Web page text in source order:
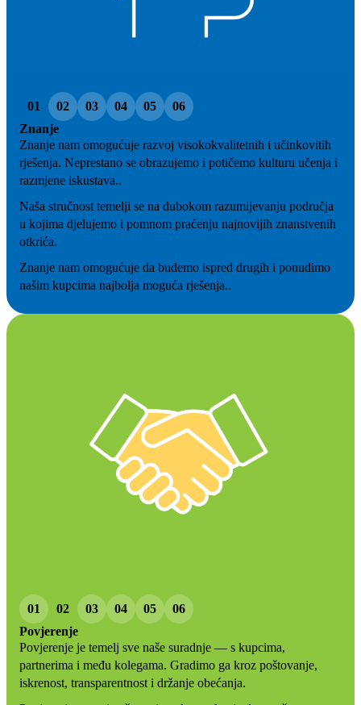
01 02 03 04 05
06
Znanje
Znanje nam omogućuje razvoj visokokvalitetnih i učinkovitih
rješenja. Neprestano se obrazujemo i potičemo kulturu učenja i
razmjene iskustava..
Naša stručnost temelji se na dubokom razumijevanju područja
u kojima djelujemo i pomnom praćenju najnovijih znanstvenih
otkrića.
Znanje nam omogućuje da budemo ispred drugih i ponudimo
našim kupcima najbolja moguća rješenja..
01 02 03 04 05
06
Povjerenje
Povjerenje je temelj sve naše suradnje — s kupcima,
partnerima i među kolegama. Gradimo ga kroz poštovanje,
iskrenost, transparentnost i držanje obećanja.